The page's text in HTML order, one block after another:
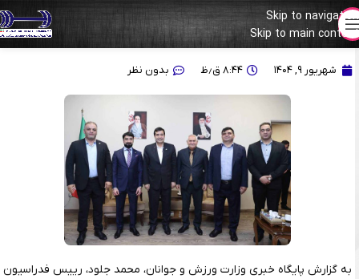
Skip to navigation
Skip to main content
دیدار رییس فدراسیون جهانی وزنه‌برداری با وزیر ورزش و جوانان
شهریور ۹, ۱۴۰۴ ۸:۴۴ ق٫ظ بدون نظر
به گزارش پایگاه خبری وزارت ورزش و جوانان، محمد جلود، رییس فدراسیون